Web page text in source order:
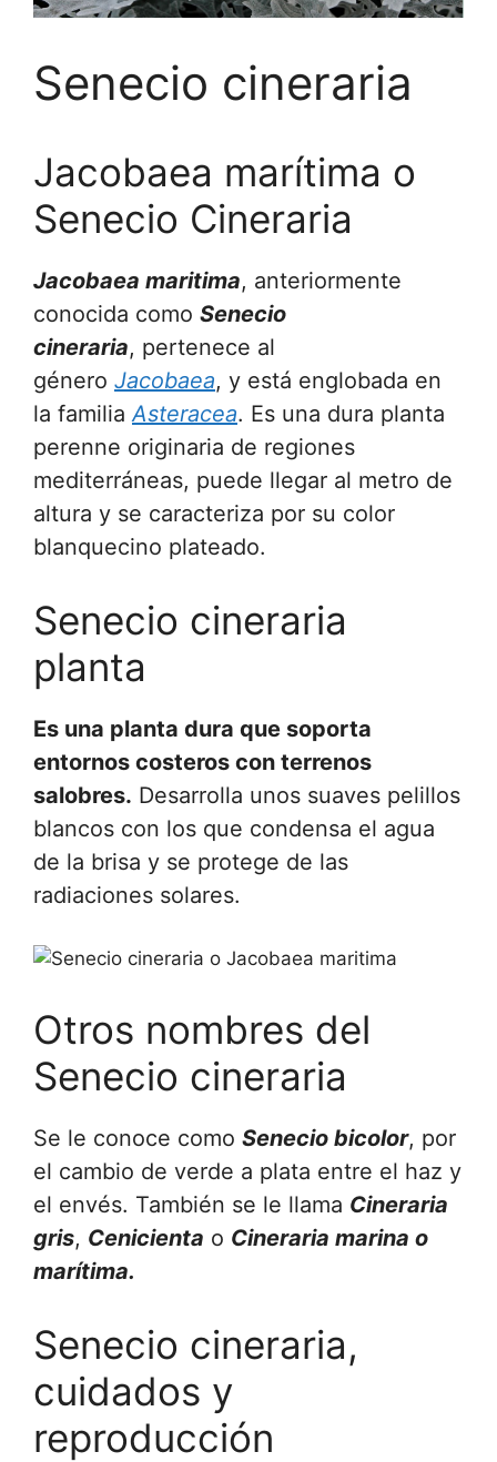
Senecio cineraria
Jacobaea marítima o
Senecio Cineraria
Jacobaea maritima, anteriormente
conocida como Senecio
cineraria, pertenece al
género Jacobaea, y está englobada en
la familiaAsteracea. Es una dura planta
perenne originaria de regiones
mediterráneas, puede llegar al metro de
altura y se caracteriza por su color
blanquecino plateado.
Senecio cineraria
planta
Es una planta dura que soporta
entornos costeros con terrenos
salobres. Desarrolla unos suaves pelillos
blancos con los que condensa el agua
de la brisa y se protege de las
radiaciones solares.
Otros nombres del
Senecio cineraria
Se le conoce como Senecio bicolor, por
el cambio de verde a plata entre el haz y
el envés. También se le llama Cineraria
gris, Cenicienta o Cineraria marina o
marítima.
Senecio cineraria,
cuidados y
reproducción